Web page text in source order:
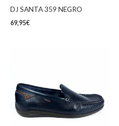
DJ SANTA 359 NEGRO
69,95€